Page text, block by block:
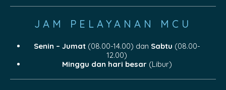
JAM PELAYANAN MCU
Senin – Jumat(08.00-14.00) dan Sabtu (08.00-
12.00)
Minggu dan hari besar(Libur)